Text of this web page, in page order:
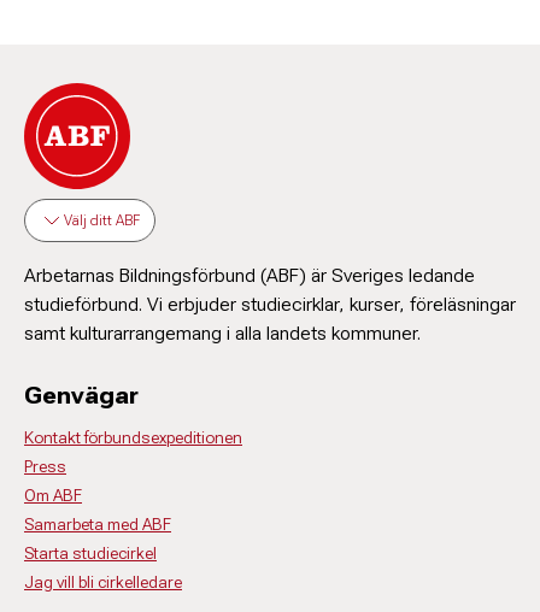
Välj ditt ABF
Arbetarnas Bildningsförbund (ABF) är Sveriges ledande
studieförbund. Vi erbjuder studiecirklar, kurser, föreläsningar
samt kulturarrangemang i alla landets kommuner.
Genvägar
Kontakt förbundsexpeditionen
Press
Om ABF
Samarbeta med ABF
Starta studiecirkel
Jag vill bli cirkelledare